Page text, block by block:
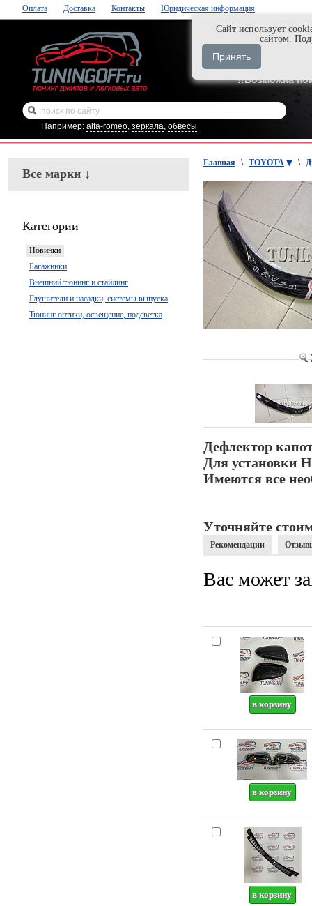
Оплата Доставка Контакты Юридическая информация
Нажми и
+7-929-495-
!!Возможна
Например: alfa-romeo, зеркала, обвесы
Все марки ↓
Категории
Новинки
Багажники
Внешний тюнинг и стайлинг
Глушители и насадки, системы выпуска
Тюнинг оптики, освещение, подсветка
Главная \ TOYOTA \
Дефлектор
Для установки
Имеются все
Уточняйте
Рекомендации
Вас может
Cайт использует
сайтом.
Принять